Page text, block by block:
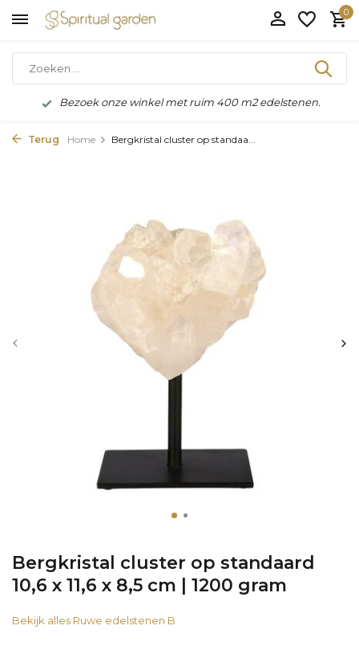
0
Bezoek onze winkel met ruim 400 m2 edelstenen.
Terug Home Bergkristal cluster op standaa...
Bergkristal cluster op standaard
10,6 x 11,6 x 8,5 cm | 1200 gram
Bekijk alles Ruwe edelstenen B